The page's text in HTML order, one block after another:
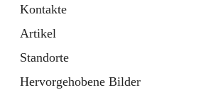
Kontakte
Artikel
Standorte
Hervorgehobene Bilder